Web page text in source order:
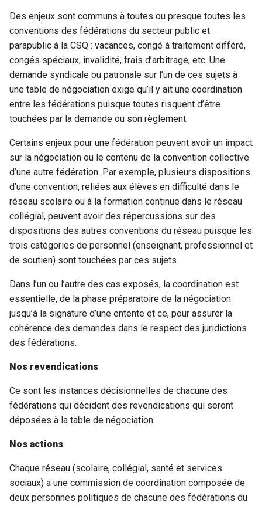
Des enjeux sont communs à toutes ou presque toutes les
conventions des fédérations du secteur public et
parapublic à la CSQ : vacances, congé à traitement différé,
congés spéciaux, invalidité, frais d’arbitrage, etc. Une
demande syndicale ou patronale sur l’un de ces sujets à
une table de négociation exige qu’il y ait une coordination
entre les fédérations puisque toutes risquent d’être
touchées par la demande ou son règlement.
Certains enjeux pour une fédération peuvent avoir un impact
sur la négociation ou le contenu de la convention collective
d’une autre fédération. Par exemple, plusieurs dispositions
d’une convention, reliées aux élèves en difficulté dans le
réseau scolaire ou à la formation continue dans le réseau
collégial, peuvent avoir des répercussions sur des
dispositions des autres conventions du réseau puisque les
trois catégories de personnel (enseignant, professionnel et
de soutien) sont touchées par ces sujets.
Dans l’un ou l’autre des cas exposés, la coordination est
essentielle, de la phase préparatoire de la négociation
jusqu’à la signature d’une entente et ce, pour assurer la
cohérence des demandes dans le respect des juridictions
des fédérations.
Nos revendications
Ce sont les instances décisionnelles de chacune des
fédérations qui décident des revendications qui seront
déposées à la table de négociation.
Nos actions
Chaque réseau (scolaire, collégial, santé et services
sociaux) a une commission de coordination composée de
deux personnes politiques de chacune des fédérations du